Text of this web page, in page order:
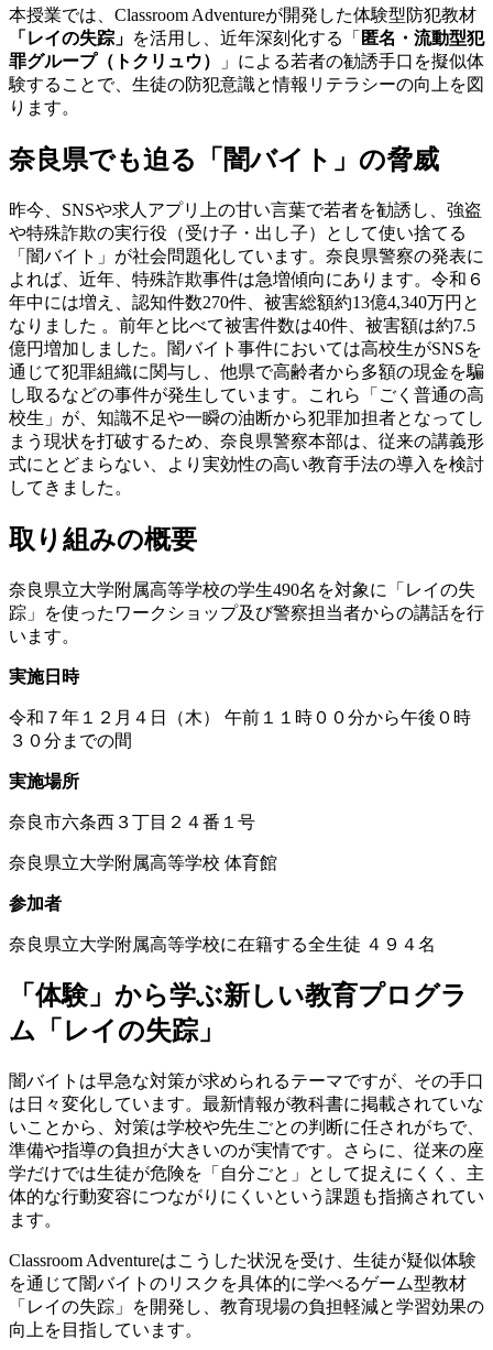
本授業では、Classroom Adventureが開発した体験型防犯教材
「レイの失踪」 を活用し、近年深刻化する「 匿名・流動型犯
罪グループ（トクリュウ）
」による若者の勧誘手口を擬似体
験することで、生徒の防犯意識と情報リテラシーの向上を図
ります。
奈良県でも迫る「闇バイト」の脅威
昨今、SNSや求人アプリ上の甘い言葉で若者を勧誘し、強盗
や特殊詐欺の実行役（受け子・出し子）として使い捨てる
「闇バイト」が社会問題化しています。奈良県警察の発表に
よれば、近年、特殊詐欺事件は急増傾向にあります。令和６
年中には増え、認知件数270件、被害総額約13億4,340万円と
なりました 。前年と比べて被害件数は40件、被害額は約7.5
億円増加しました。闇バイト事件においては高校生がSNSを
通じて犯罪組織に関与し、他県で高齢者から多額の現金を騙
し取るなどの事件が発生しています。これら「ごく普通の高
校生」が、知識不足や一瞬の油断から犯罪加担者となってし
まう現状を打破するため、奈良県警察本部は、従来の講義形
式にとどまらない、より実効性の高い教育手法の導入を検討
してきました。
取り組みの概要
奈良県立大学附属高等学校の学生490名を対象に「レイの失
踪」を使ったワークショップ及び警察担当者からの講話を行
います。
実施日時
令和７年１２月４日（木） 午前１１時００分から午後０時
３０分までの間
実施場所
奈良市六条西３丁目２４番１号
奈良県立大学附属高等学校 体育館
参加者
奈良県立大学附属高等学校に在籍する全生徒 ４９４名
「体験」から学ぶ新しい教育プログラ
ム「レイの失踪」
闇バイトは早急な対策が求められるテーマですが、その手口
は日々変化しています。最新情報が教科書に掲載されていな
いことから、対策は学校や先生ごとの判断に任されがちで、
準備や指導の負担が大きいのが実情です。さらに、従来の座
学だけでは生徒が危険を「自分ごと」として捉えにくく、主
体的な行動変容につながりにくいという課題も指摘されてい
ます。
Classroom Adventureはこうした状況を受け、生徒が疑似体験
を通じて闇バイトのリスクを具体的に学べるゲーム型教材
「レイの失踪」を開発し、教育現場の負担軽減と学習効果の
向上を目指しています。